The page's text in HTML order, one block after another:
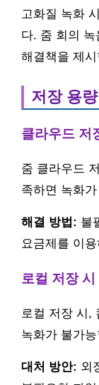
고화질 녹화
다. 줌 회의 녹
해결책을 제
저장 용
클라우드 저
줌 클라우드
족하면 녹화
해결 방법: 불
요금제를 이
로컬 저장
로컬 저장 시,
녹화가 불가
대처 방안: 외